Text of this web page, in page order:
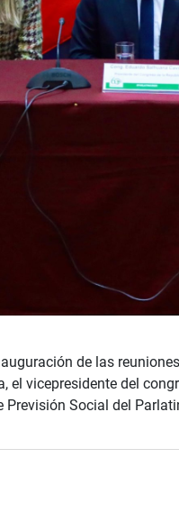
auguración de las
el vicepresidente del
Social del